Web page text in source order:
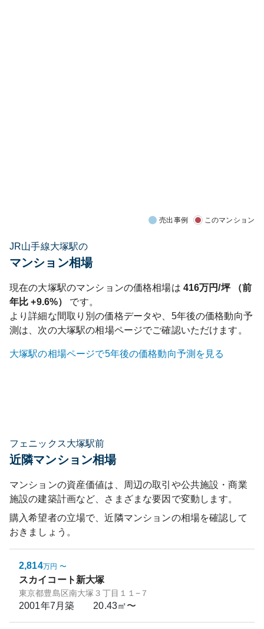
売出事例 このマンション
JR山手線大塚駅の
マンション相場
現在の大塚駅のマンションの価格相場は 416万円/坪 （前
年比+9.6%）
です。
より詳細な間取り別の価格データや、5年後の価格動向予
測は、次の大塚駅の相場ページでご確認いただけます。
大塚駅の相場ページで5年後の価格動向予測を見る
フェニックス大塚駅前
近隣マンション相場
マンションの資産価値は、周辺の取引や公共施設・商業
施設の建築計画など、さまざまな要因で変動します。
購入希望者の立場で、近隣マンションの相場を確認して
おきましょう。
2,814万円 〜
スカイコート新大塚
東京都豊島区南大塚３丁目１１−７
2001年7月築 20.43㎡〜